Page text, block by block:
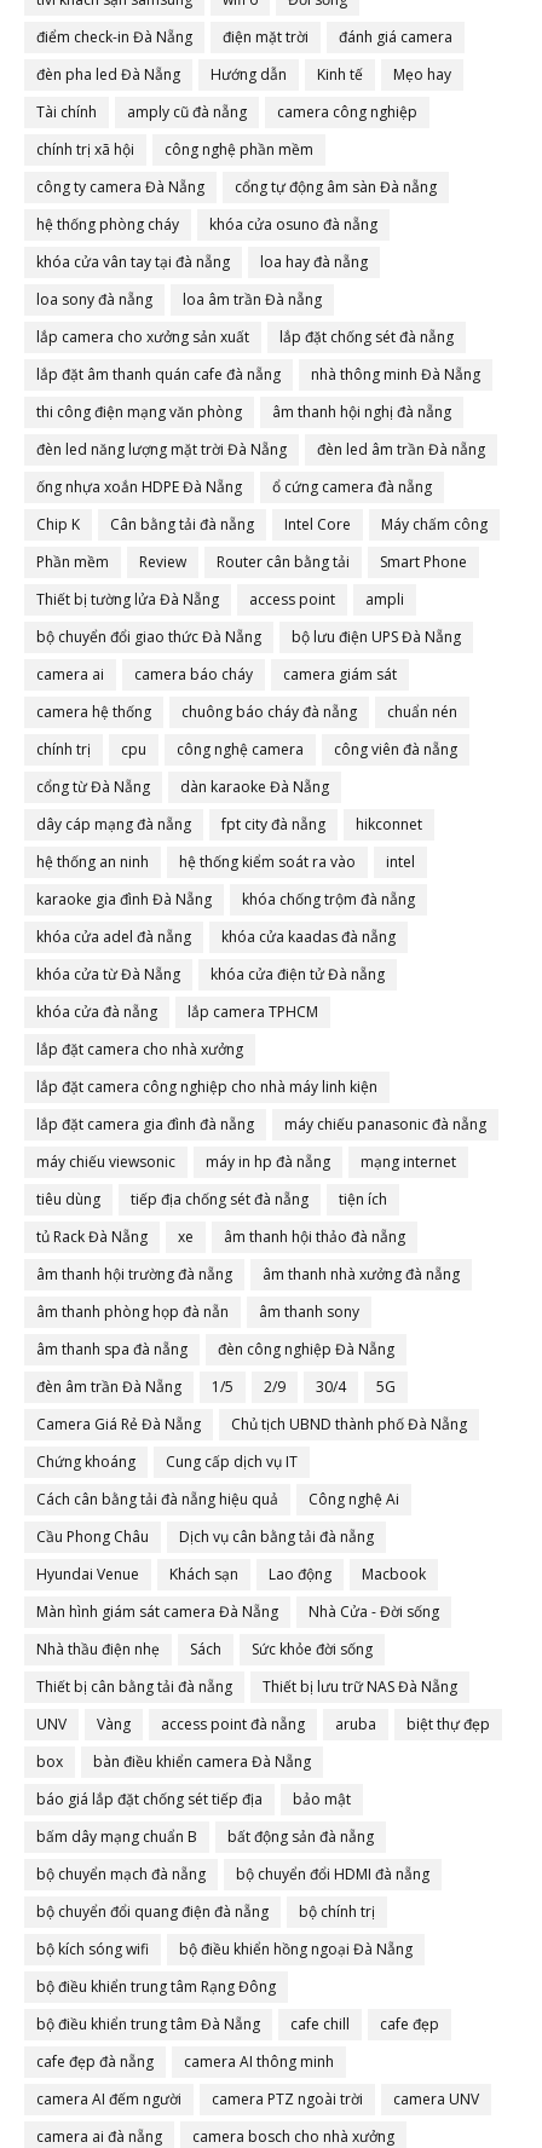
điểm check-in Đà Nẵng
điện mặt trời
đánh giá camera
đèn pha led Đà Nẵng
Hướng dẫn Kinh tế
Mẹo hay
Tài chính
amply cũ đà nẵng
camera công nghiệp
chính trị xã hội
công nghệ phần mềm
công ty camera Đà Nẵng
cổng tự động âm sàn Đà nẵng
hệ thống phòng cháy
khóa cửa osuno đà nẵng
khóa cửa vân tay tại đà nẵng
loa hay đà nẵng
loa sony đà nẵng
loa âm trần Đà nẵng
lắp camera cho xưởng sản xuất
lắp đặt chống sét đà nẵng
lắp đặt âm thanh quán cafe đà nẵng
nhà thông minh Đà Nẵng
thi công điện mạng văn phòng
âm thanh hội nghị đà nẵng
đèn led năng lượng mặt trời Đà Nẵng
đèn led âm trần Đà nẵng
ống nhựa xoắn HDPE Đà Nẵng
ổ cứng camera đà nẵng
Chip K
Cân bằng tải đà nẵng Intel Core
Máy chấm công
Phần mềm
Review Router cân bằng tải
Smart Phone
Thiết bị tường lửa Đà Nẵng
access point
ampli
bộ chuyển đổi giao thức Đà Nẵng
bộ lưu điện UPS Đà Nẵng
camera ai
camera báo cháy
camera giám sát
camera hệ thống
chuông báo cháy đà nẵng
chuẩn nén
chính trị
cpu công nghệ camera
công viên đà nẵng
cổng từ Đà Nẵng
dàn karaoke Đà Nẵng
dây cáp mạng đà nẵng
fpt city đà nẵng
hikconnet
hệ thống an ninh
hệ thống kiểm soát ra vào
intel
karaoke gia đình Đà Nẵng
khóa chống trộm đà nẵng
khóa cửa adel đà nẵng
khóa cửa kaadas đà nẵng
khóa cửa từ Đà Nẵng
khóa cửa điện tử Đà nẵng
khóa cửa đà nẵng
lắp camera TPHCM
lắp đặt camera cho nhà xưởng
lắp đặt camera công nghiệp cho nhà máy linh kiện
lắp đặt camera gia đình đà nẵng
máy chiếu panasonic đà nẵng
máy chiếu viewsonic
máy in hp đà nẵng
mạng internet
tiêu dùng
tiếp địa chống sét đà nẵng
tiện ích
tủ Rack Đà Nẵng
xe
âm thanh hội thảo đà nẵng
âm thanh hội trường đà nẵng
âm thanh nhà xưởng đà nẵng
âm thanh phòng họp đà nẵn
âm thanh sony
âm thanh spa đà nẵng
đèn công nghiệp Đà Nẵng
đèn âm trần Đà Nẵng
1/5 2/9 30/4
5G
Camera Giá Rẻ Đà Nẵng
Chủ tịch UBND thành phố Đà Nẵng
Chứng khoáng
Cung cấp dịch vụ IT
Cách cân bằng tải đà nẵng hiệu quả
Công nghệ Ai
Cầu Phong Châu
Dịch vụ cân bằng tải đà nẵng
Hyundai Venue
Khách sạn Lao động
Macbook
Màn hình giám sát camera Đà Nẵng
Nhà Cửa - Đời sống
Nhà thầu điện nhẹ
Sách
Sức khỏe đời sống
Thiết bị cân bằng tải đà nẵng
Thiết bị lưu trữ NAS Đà Nẵng
UNV
Vàng access point đà nẵng aruba
biệt thự đẹp
box
bàn điều khiển camera Đà Nẵng
báo giá lắp đặt chống sét tiếp địa
bảo mật
bấm dây mạng chuẩn B
bất động sản đà nẵng
bộ chuyển mạch đà nẵng
bộ chuyển đổi HDMI đà nẵng
bộ chuyển đổi quang điện đà nẵng
bộ chính trị
bộ kích sóng wifi
bộ điều khiển hồng ngoại Đà Nẵng
bộ điều khiển trung tâm Rạng Đông
bộ điều khiển trung tâm Đà Nẵng
cafe chill
cafe đẹp
cafe đẹp đà nẵng
camera AI thông minh
camera AI đếm người
camera PTZ ngoài trời
camera UNV
camera ai đà nẵng
camera bosch cho nhà xưởng